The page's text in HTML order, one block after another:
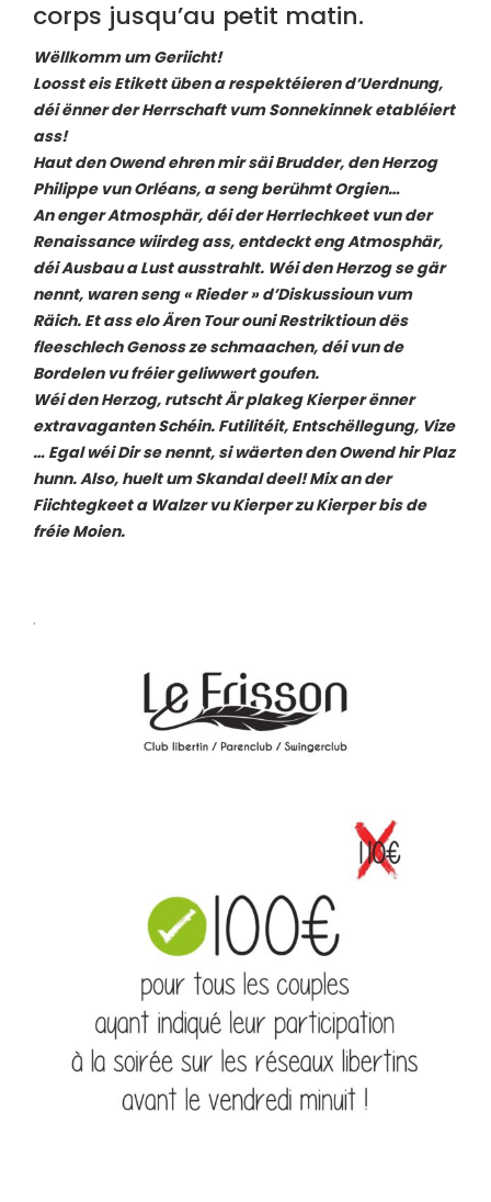
corps jusqu’au petit matin.
Wëllkomm um Geriicht!
Loosst eis Etikett üben a respektéieren d’Uerdnung,
déi ënner der Herrschaft vum Sonnekinnek etabléiert
ass!
Haut den Owend ehren mir säi Brudder, den Herzog
Philippe vun Orléans, a seng berühmt Orgien…
An enger Atmosphär, déi der Herrlechkeet vun der
Renaissance wiirdeg ass, entdeckt eng Atmosphär,
déi Ausbau a Lust ausstrahlt. Wéi den Herzog se gär
nennt, waren seng « Rieder » d’Diskussioun vum
Räich. Et ass elo Ären Tour ouni Restriktioun dës
fleeschlech Genoss ze schmaachen, déi vun de
Bordelen vu fréier geliwwert goufen.
Wéi den Herzog, rutscht Är plakeg Kierper ënner
extravaganten Schéin. Futilitéit, Entschëllegung, Vize
… Egal wéi Dir se nennt, si wäerten den Owend hir Plaz
hunn. Also, huelt um Skandal deel! Mix an der
Fiichtegkeet a Walzer vu Kierper zu Kierper bis de
fréie Moien.
.